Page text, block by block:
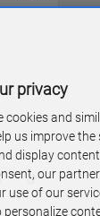
privacy
cookies and
us improve the
display
our
use of our